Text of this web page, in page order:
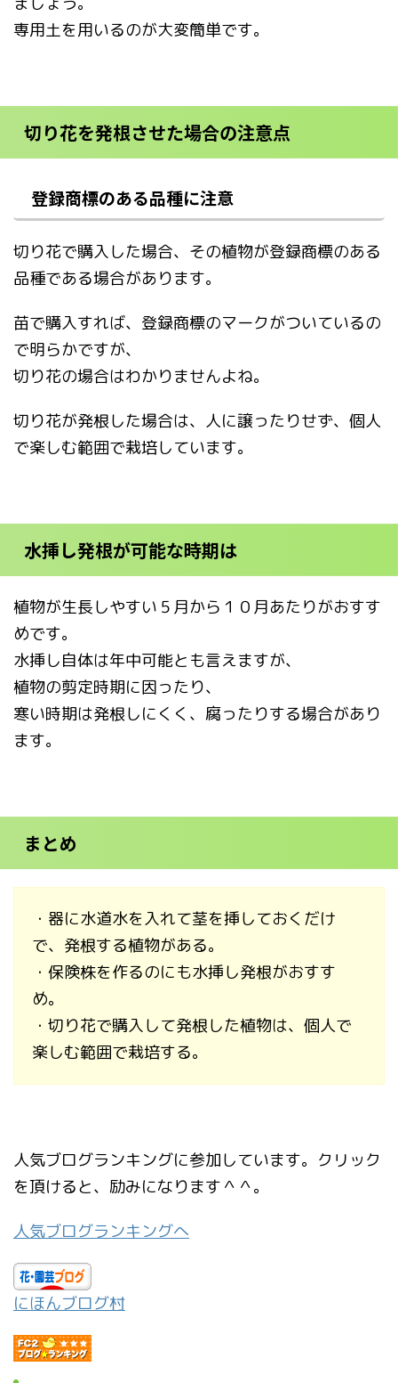
専用土を用いるのが大変簡単です。
切り花を発根させた場合の注意点
登録商標のある品種に注意
切り花で購入した場合、その植物が登録商標のある
品種である場合があります。
苗で購入すれば、登録商標のマークがついているの
で明らかですが、
切り花の場合はわかりませんよね。
切り花が発根した場合は、人に譲ったりせず、個人
で楽しむ範囲で栽培しています。
水挿し発根が可能な時期は
植物が生長しやすい５月から１０月あたりがおすす
めです。
水挿し自体は年中可能とも言えますが、
植物の剪定時期に因ったり、
寒い時期は発根しにくく、腐ったりする場合があり
ます。
まとめ
・器に水道水を入れて茎を挿しておくだけ
で、発根する植物がある。
・保険株を作るのにも水挿し発根がおすす
め。
・切り花で購入して発根した植物は、個人で
楽しむ範囲で栽培する。
人気ブログランキングに参加しています。クリック
を頂けると、励みになります＾＾。
人気ブログランキングへ
にほんブログ村